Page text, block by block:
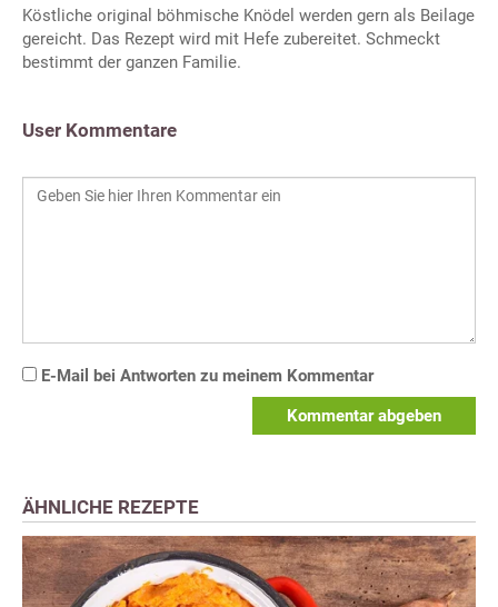
Köstliche original böhmische Knödel werden gern als Beilage
gereicht. Das Rezept wird mit Hefe zubereitet. Schmeckt
bestimmt der ganzen Familie.
User Kommentare
E-Mail bei Antworten zu meinem Kommentar
Kommentar abgeben
ÄHNLICHE REZEPTE